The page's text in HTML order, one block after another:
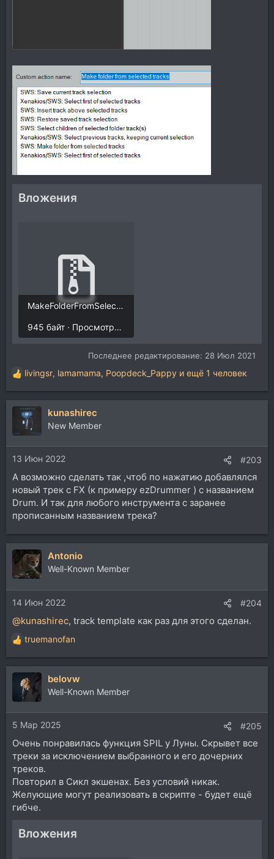
Вложения
MakeFolderFromSelectedTrackWithClidrenTrack.ReaperKeyMap.zip
945 байт · Просмотры: 351
Последнее редактирование: 28 Июл 2021
Р
е
а
и
и
:
livingsr, lamamama, Poopdeck_Pappy и ещё 1 человек
kunashirec
New Member
13 Июн 2022 #203
А возможно сделать так ,чтоб по нажатию добавлялся
новый трек с FX (к примеру ezDrummer ) с названием
Drum. И так для любого инструмента с заранее
прописанным названием трека?
Antonio
Well-Known Member
14 Июн 2022 #204
@kunashirec, track template как раз для этого сделан.
Р
е
а
и
и
:
truemanofan
belovw
Well-Known Member
5 Мар 2025 #205
Очень понравилась функция SPIL у Луны. Скрывет все
треки за исключением выбранного и его дочерних
треков.
Повторил в Сикл экшенах. Без условий никак.
Желующие могут реализовать в скрипте - будет ещё
гибче.
Вложения